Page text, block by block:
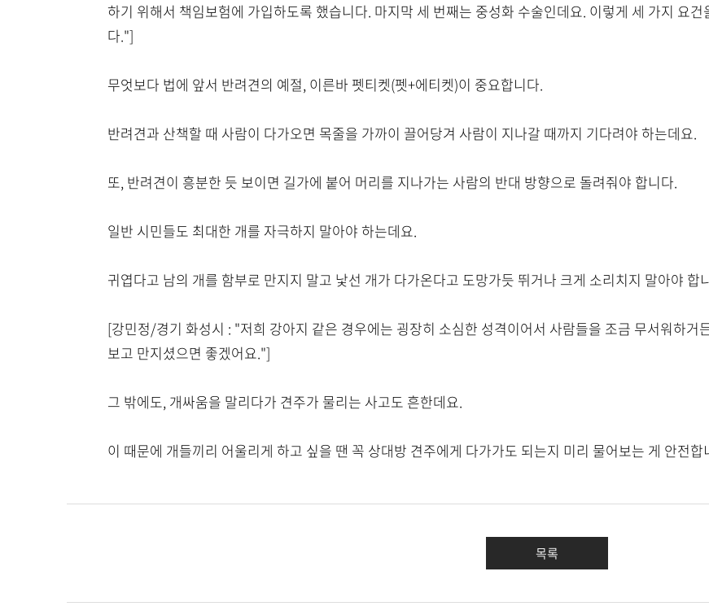
하기 위해서 책임보험에 가입하도록 했습니다. 마지막 세 번째는 중성화 수술인데요. 이렇게 세 가지 요
다."]
무엇보다 법에 앞서 반려견의 예절, 이른바 펫티켓(펫+에티켓)이 중요합니다.
반려견과 산책할 때 사람이 다가오면 목줄을 가까이 끌어당겨 사람이 지나갈 때까지 기다려야 하는데요.
또, 반려견이 흥분한 듯 보이면 길가에 붙어 머리를 지나가는 사람의 반대 방향으로 돌려줘야 합니다.
일반 시민들도 최대한 개를 자극하지 말아야 하는데요.
귀엽다고 남의 개를 함부로 만지지 말고 낯선 개가 다가온다고 도망가듯 뛰거나 크게 소리치지 말아야 합
[강민정/경기 화성시 : "저희 강아지 같은 경우에는 굉장히 소심한 성격이어서 사람들을 조금 무서워하거
보고 만지셨으면 좋겠어요."]
그 밖에도, 개싸움을 말리다가 견주가 물리는 사고도 흔한데요.
이 때문에 개들끼리 어울리게 하고 싶을 땐 꼭 상대방 견주에게 다가가도 되는지 미리 물어보는 게 안전합
목록